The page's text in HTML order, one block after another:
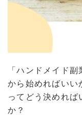
「ハンドメイド
から始めればいい
ってどう決めれば
か？